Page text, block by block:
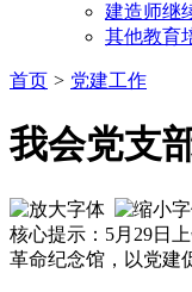
建造师继
其他教育
首页 > 党建工作
我会党支
核心提示：5月29日
革命纪念馆，以党建